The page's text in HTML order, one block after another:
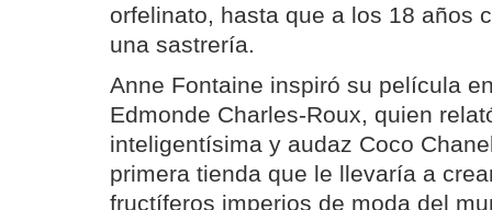
orfelinato, hasta que a los 18 años
una sastrería.
Anne Fontaine inspiró su película
Edmonde Charles-Roux, quien
inteligentísima y audaz Coco
primera tienda que le llevaría a
fructíferos imperios de moda del